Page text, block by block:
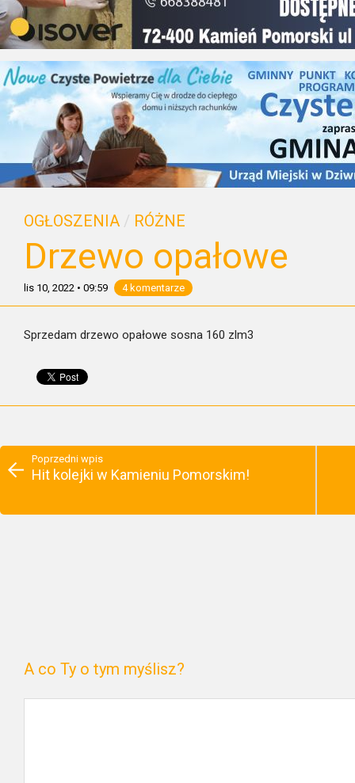
OGŁOSZENIA / RÓŻNE
Drzewo opałowe
lis 10, 2022 • 09:59 4 komentarze
Sprzedam drzewo opałowe sosna 160 zlm3
Poprzedni wpis
Hit kolejki w Kamieniu Pomorskim!
A co Ty o tym myślisz?